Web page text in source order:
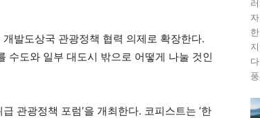
발도상국 관광정책 협력 의제로 확장한다.
수도와 일부 대도시 밖으로 어떻게 나눌 것인
관광정책 포럼’을 개최한다. 코피스트는 ‘한